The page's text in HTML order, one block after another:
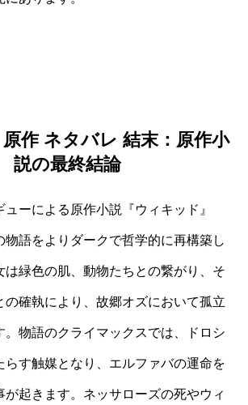
作 ネタバレ 結末：原作小
説の最終結論
ーによる原作小説『ウィキッド』
物語をよりダークで哲学的に再構築し
は緑色の肌、動物たちとの繋がり、そ
の確執により、故郷オズにおいて孤立
。物語のクライマックスでは、ドロシ
らす触媒となり、エルファバの運命を
が起きます。ネッサローズの死やウィ